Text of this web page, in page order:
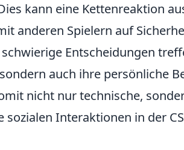
kann eine Kettenreaktion
anderen Spielern auf
Entscheidungen
auch ihre persönliche
nicht nur technische,
sozialen Interaktionen in der